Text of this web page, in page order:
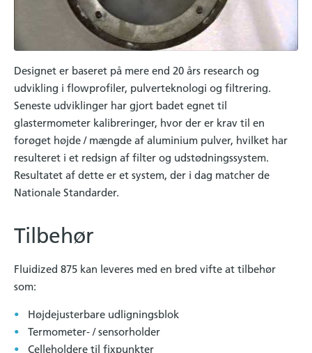
Designet er baseret på mere end 20 års research og
udvikling i flowprofiler, pulverteknologi og filtrering.
Seneste udviklinger har gjort badet egnet til
glastermometer kalibreringer, hvor der er krav til en
forøget højde / mængde af aluminium pulver, hvilket har
resulteret i et redsign af filter og udstødningssystem.
Resultatet af dette er et system, der i dag matcher de
Nationale Standarder.
Tilbehør
Fluidized 875 kan leveres med en bred vifte at tilbehør
som:
Højdejusterbare udligningsblok
Termometer- / sensorholder
Celleholdere til fixpunkter